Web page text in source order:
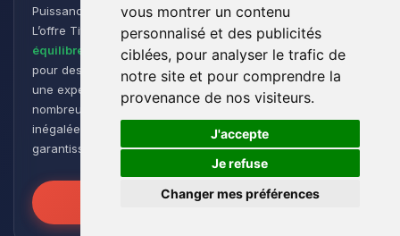
vous montrer un contenu
personnalisé et des publicités
ciblées, pour analyser le trafic de
notre site et pour comprendre la
provenance de nos visiteurs.
J'accepte
Je refuse
Changer mes préférences
Puissance et Endurance pour les Aventuriers de Minecraft :
L’offre Titan est conçue pour les joueurs cherchant un
équilibre parfait entre performance et flexibilité. Idéale
pour des
groupes de taille moyenne à grande
, elle offre
une expérience de jeu fluide et réactive, même avec de
nombreux plugins et modpacks. Profitez d’une stabilité
inégalée pour des sessions de jeu intenses et prolongées,
garantissant que vos mondes restent robustes et réactifs !
Libérez la Puissance
🍪